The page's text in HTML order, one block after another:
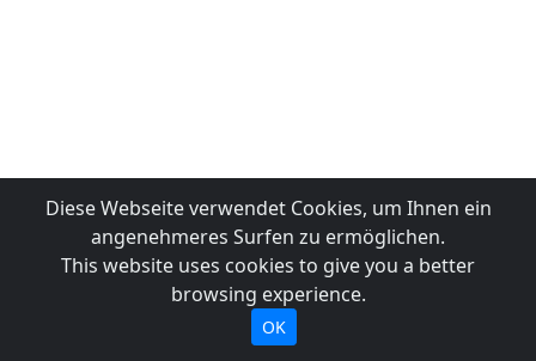
Diese Webseite verwendet Cookies, um Ihnen ein
angenehmeres Surfen zu ermöglichen.
This website uses cookies to give you a better
browsing experience.
OK